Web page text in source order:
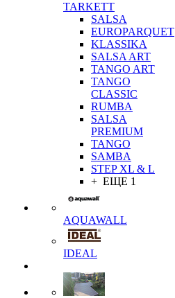
TARKETT
SALSA
EUROPARQUET
KLASSIKA
SALSA ART
TANGO ART
TANGO
CLASSIC
RUMBA
SALSA
PREMIUM
TANGO
SAMBA
STEP XL & L
+ ЕЩЕ 1
AQUAWALL
IDEAL